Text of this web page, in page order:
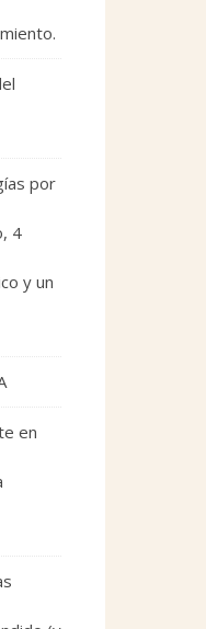
por
4
y un
en